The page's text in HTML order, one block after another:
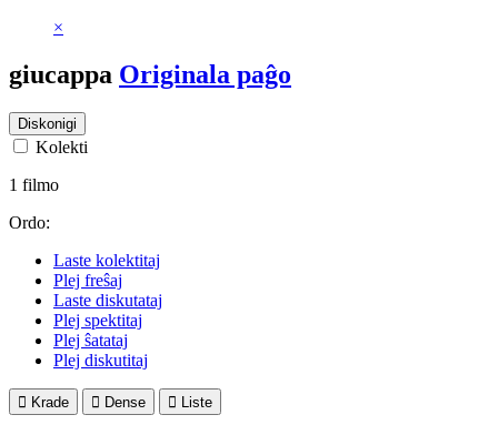
×
giucappa Originala paĝo
Diskonigi
Kolekti
1 filmo
Ordo:
Laste kolektitaj
Plej freŝaj
Laste diskutataj
Plej spektitaj
Plej ŝatataj
Plej diskutitaj
 Krade  Dense  Liste